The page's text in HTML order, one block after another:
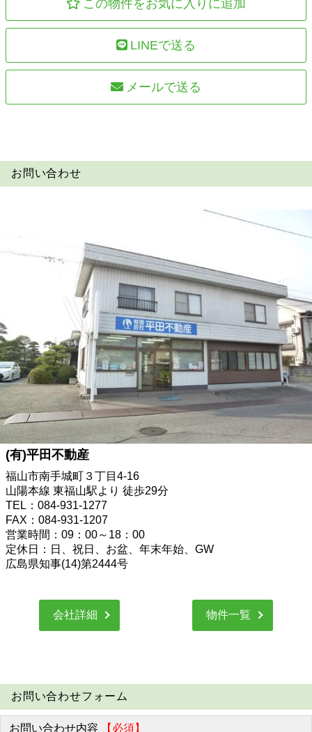
この物件をお気に入りに追加
LINEで送る
メールで送る
お問い合わせ
(有)平田不動産
福山市南手城町３丁目4-16
山陽本線 東福山駅より 徒歩29分
TEL：084-931-1277
FAX：084-931-1207
営業時間：09：00～18：00
定休日：日、祝日、お盆、年末年始、GW
広島県知事(14)第2444号
会社詳細 物件一覧
お問い合わせフォーム
お問い合わせ内容 【必須】